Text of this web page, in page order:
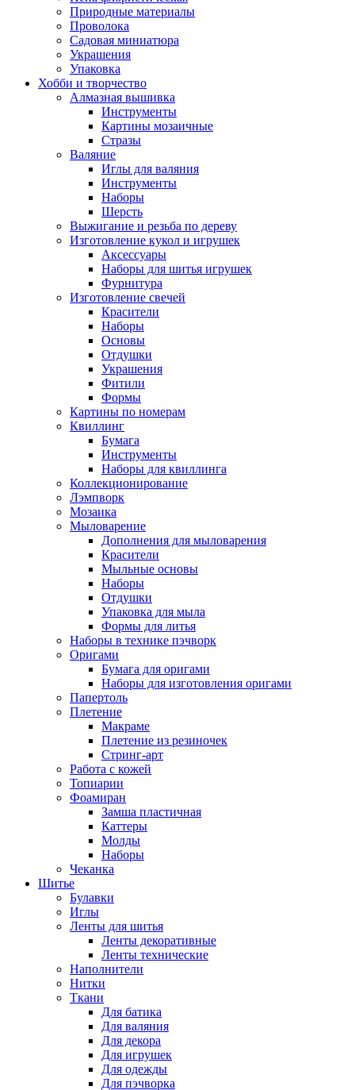
Природные материалы
Проволока
Садовая миниатюра
Украшения
Упаковка
Хобби и творчество
Алмазная вышивка
Инструменты
Картины мозаичные
Стразы
Валяние
Иглы для валяния
Инструменты
Наборы
Шерсть
Выжигание и резьба по дереву
Изготовление кукол и игрушек
Аксессуары
Наборы для шитья игрушек
Фурнитура
Изготовление свечей
Красители
Наборы
Основы
Отдушки
Украшения
Фитили
Формы
Картины по номерам
Квиллинг
Бумага
Инструменты
Наборы для квиллинга
Коллекционирование
Лэмпворк
Мозаика
Мыловарение
Дополнения для мыловарения
Красители
Мыльные основы
Наборы
Отдушки
Упаковка для мыла
Формы для литья
Наборы в технике пэчворк
Оригами
Бумага для оригами
Наборы для изготовления оригами
Папертоль
Плетение
Макраме
Плетение из резиночек
Стринг-арт
Работа с кожей
Топиарии
Фоамиран
Замша пластичная
Каттеры
Молды
Наборы
Чеканка
Шитье
Булавки
Иглы
Ленты для шитья
Ленты декоративные
Ленты технические
Наполнители
Нитки
Ткани
Для батика
Для валяния
Для декора
Для игрушек
Для одежды
Для пэчворка